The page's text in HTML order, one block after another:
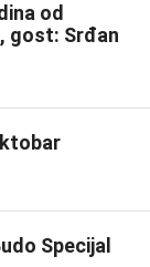
od
gost: Srđan
Specijal